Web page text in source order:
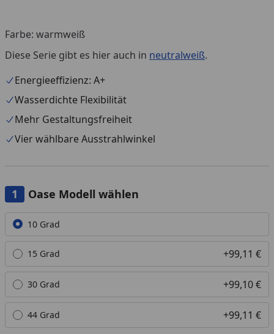
Farbe: warmweiß
Diese Serie gibt es hier auch in neutralweiß.
Energieeffizienz: A+
Wasserdichte Flexibilität
Mehr Gestaltungsfreiheit
Vier wählbare Ausstrahlwinkel
Oase Modell wählen
Alle anzeigen (4)
10 Grad
15 Grad +99,11 €
30 Grad +99,10 €
44 Grad +99,11 €